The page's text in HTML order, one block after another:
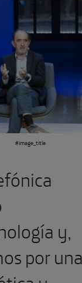
#image_title
y,
por